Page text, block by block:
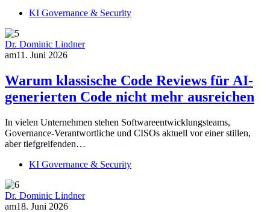
KI Governance & Security
Dr. Dominic Lindner
am11. Juni 2026
Warum klassische Code Reviews für AI-
generierten Code nicht mehr ausreichen
In vielen Unternehmen stehen Softwareentwicklungsteams,
Governance-Verantwortliche und CISOs aktuell vor einer stillen,
aber tiefgreifenden…
KI Governance & Security
Dr. Dominic Lindner
am18. Juni 2026